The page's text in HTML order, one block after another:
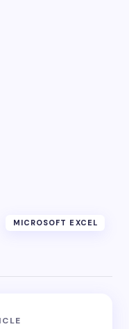
MICROSOFT EXCEL